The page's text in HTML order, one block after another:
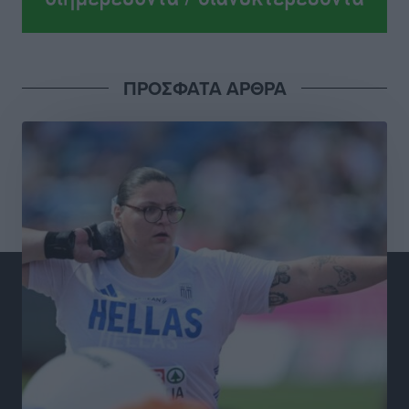
Στη Λέρο ο πρόεδρος του ΠΑΣΟΚ Νίκος Ανδρουλάκης
Τοπικές Ειδήσεις• πριν 3 ώρες
Στα 2-2,35 GW ο στόχος για τα πρώτα υπεράκτια
Η Ελλάδα κρατά το τουριστικό momentum, παρά τις
γεωπολιτικές αναταράξεις
πριν 5 ώρες
Σε κόκκινο συναγερμό επτά Περιφέρειες – Οι οδηγίες
της Πολιτικής Προστασίας και ο Χάρτης Πρόβλεψης
Πυρκαγιάς
Ειδήσεις πριν 5 ώρες
ΑΑΔΕ: Αυξάνονται οι «καρφωτές» για φοροδιαφυγή
ΠΡΟΣΦΑΤΑ ΑΡΘΡΑ